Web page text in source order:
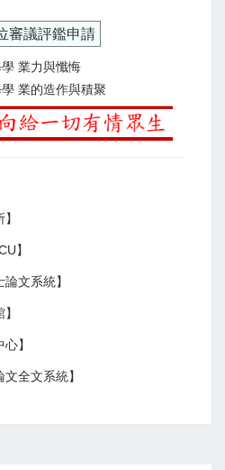
審議評鑑申請
學 業力與懺悔
業的造作與積聚
】
】
論文系統】
】
心】
文全文系統】